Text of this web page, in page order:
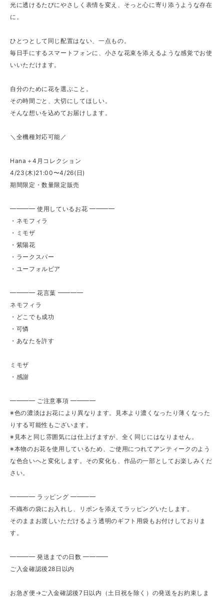
光に透けるたびにやさしく表情を変え、そっと心に寄り添うような存在
に。
ひとつとして同じ配置はない、一点もの。
毎日手にするスマートフォンに、小さな花束を添えるような感覚でお使
いいただけます。
自分のために花を選ぶこと。
その時間ごと、大切にしてほしい。
そんな想いを込めてお届けします。
＼全機種対応可能／
Hana＋4月コレクション
4/23(木)21:00〜4/26(日)
期間限定・数量限定販売
━━━━ 使用しているお花 ━━━━
・ネモフィラ
・ミモザ
・紫陽花
・ラークスパー
・ユーフォルビア
━━━━ 花言葉 ━━━━
ネモフィラ
・どこでも成功
・可憐
・あなたを許す
ミモザ
・感謝
━━━━ ご注意事項 ━━━━
※色の濃淡はお花により異なります。見本より濃くなったり薄くなった
りする可能性もございます。
※見本と同じ雰囲気には仕上げますが、全く同じにはなりません。
※本物のお花を使用しているため、ご使用につれてアンティークのよう
な色合いへと変化します。その変化も、作品の一部としてお楽しみくだ
さい。
━━━━ ラッピング ━━━━
不織布の袋にお入れし、リボンを添えてラッピングいたします。
そのままお渡しいただけるよう透明のギフト用袋もお付けしておりま
す。
━━━━ 発送までの日数 ━━━━
ご入金確認後28日以内
お急ぎ便→ご入金確認後7日以内（土日祝を除く）の発送をお約束しま